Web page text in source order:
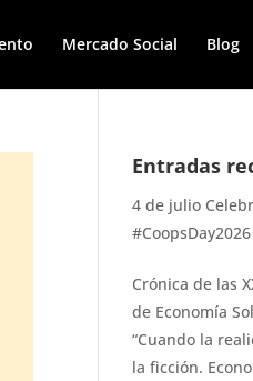
Mercado Social Blog
Entradas
4 de julio
#CoopsDay2026
Crónica de las
de Economía
“Cuando la
la ficción.